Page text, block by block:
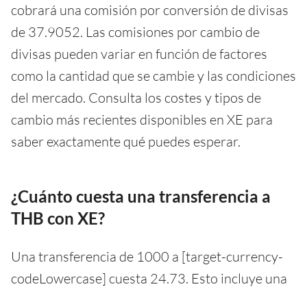
cobrará una comisión por conversión de divisas
de 37.9052. Las comisiones por cambio de
divisas pueden variar en función de factores
como la cantidad que se cambie y las condiciones
del mercado. Consulta los costes y tipos de
cambio más recientes disponibles en XE para
saber exactamente qué puedes esperar.
¿Cuánto cuesta una transferencia a
THB con XE?
Una transferencia de 1000 a [target-currency-
codeLowercase] cuesta 24.73. Esto incluye una